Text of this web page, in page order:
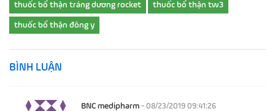
thuốc bổ thận tráng dương rocket thuốc bổ thận tw3
thuốc bổ thận đông y
BÌNH LUẬN
BNC medipharm - 08/23/2019 09:41:26